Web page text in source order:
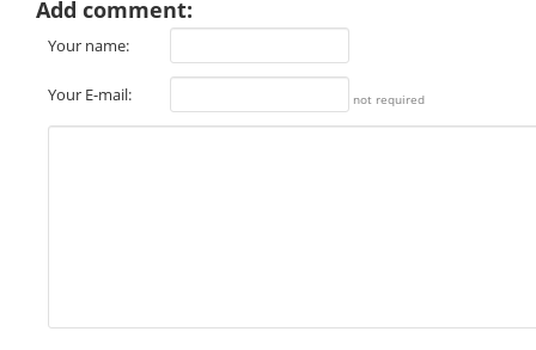
Add comment:
Your name:
Your E-mail: not required